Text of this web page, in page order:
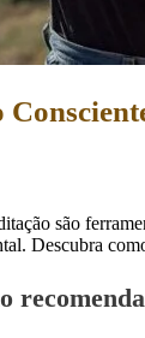
são
Descubra